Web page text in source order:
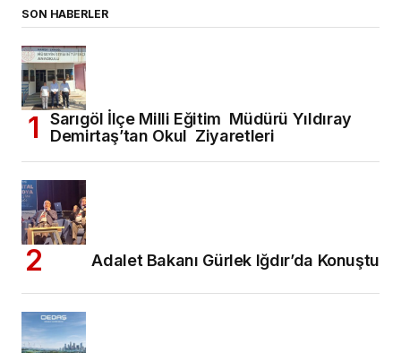
SON HABERLER
Sarıgöl İlçe Milli Eğitim Müdürü Yıldıray
Demirtaş’tan Okul Ziyaretleri
Adalet Bakanı Gürlek Iğdır’da Konuştu